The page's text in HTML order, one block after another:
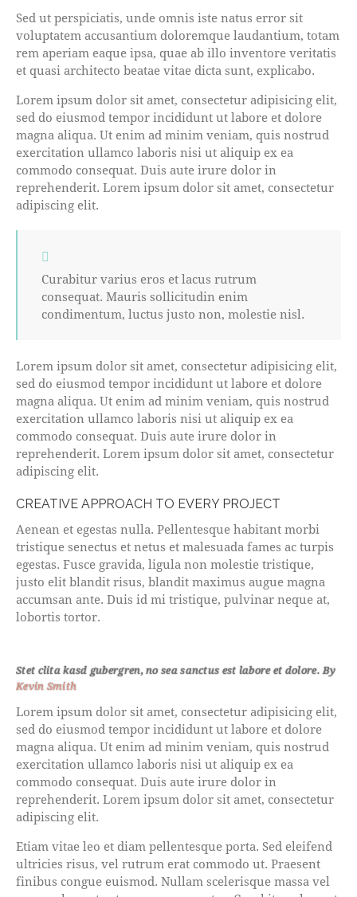
Sed ut perspiciatis, unde omnis iste natus error sit
voluptatem accusantium doloremque laudantium, totam
rem aperiam eaque ipsa, quae ab illo inventore veritatis
et quasi architecto beatae vitae dicta sunt, explicabo.
Lorem ipsum dolor sit amet, consectetur adipisicing elit,
sed do eiusmod tempor incididunt ut labore et dolore
magna aliqua. Ut enim ad minim veniam, quis nostrud
exercitation ullamco laboris nisi ut aliquip ex ea
commodo consequat. Duis aute irure dolor in
reprehenderit. Lorem ipsum dolor sit amet, consectetur
adipiscing elit.
Curabitur varius eros et lacus rutrum
consequat. Mauris sollicitudin enim
condimentum, luctus justo non, molestie nisl.
Lorem ipsum dolor sit amet, consectetur adipisicing elit,
sed do eiusmod tempor incididunt ut labore et dolore
magna aliqua. Ut enim ad minim veniam, quis nostrud
exercitation ullamco laboris nisi ut aliquip ex ea
commodo consequat. Duis aute irure dolor in
reprehenderit. Lorem ipsum dolor sit amet, consectetur
adipiscing elit.
CREATIVE APPROACH TO EVERY PROJECT
Aenean et egestas nulla. Pellentesque habitant morbi
tristique senectus et netus et malesuada fames ac turpis
egestas. Fusce gravida, ligula non molestie tristique,
justo elit blandit risus, blandit maximus augue magna
accumsan ante. Duis id mi tristique, pulvinar neque at,
lobortis tortor.
Stet clita kasd gubergren, no sea sanctus est labore et dolore. By
Kevin Smith
Lorem ipsum dolor sit amet, consectetur adipisicing elit,
sed do eiusmod tempor incididunt ut labore et dolore
magna aliqua. Ut enim ad minim veniam, quis nostrud
exercitation ullamco laboris nisi ut aliquip ex ea
commodo consequat. Duis aute irure dolor in
reprehenderit. Lorem ipsum dolor sit amet, consectetur
adipiscing elit.
Etiam vitae leo et diam pellentesque porta. Sed eleifend
ultricies risus, vel rutrum erat commodo ut. Praesent
finibus congue euismod. Nullam scelerisque massa vel